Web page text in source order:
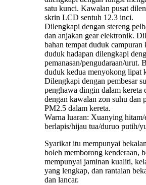
satu kunci. Kawalan pusat
skrin LCD sentuh 12.3 inci.
Dilengkapi dengan stereng
dan anjakan gear elektronik.
bahan tempat duduk
duduk hadapan dilengkapi
pemanasan/pengudaraan/urut.
duduk kedua menyokong lipat
Dilengkapi dengan pembesar
penghawa dingin dalam kereta
dengan kawalan zon suhu dan
PM2.5 dalam kereta.
Warna luaran: Xuanying hitam/
berlapis/hijau tua/duruo putih/
Syarikat itu mempunyai
boleh memborong kenderaan,
mempunyai jaminan kualiti,
yang lengkap, dan rantaian
dan lancar.